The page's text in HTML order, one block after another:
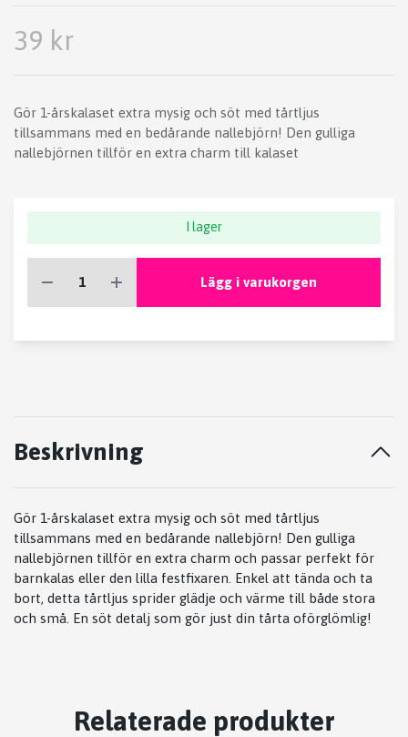
39 kr
Gör 1-årskalaset extra mysig och söt med tårtljus
tillsammans med en bedårande nallebjörn! Den gulliga
nallebjörnen tillför en extra charm till kalaset
I lager
Lägg i varukorgen
Beskrivning
Gör 1-årskalaset extra mysig och söt med tårtljus
tillsammans med en bedårande nallebjörn! Den gulliga
nallebjörnen tillför en extra charm och passar perfekt för
barnkalas eller den lilla festfixaren. Enkel att tända och ta
bort, detta tårtljus sprider glädje och värme till både stora
och små. En söt detalj som gör just din tårta oförglömlig!
Relaterade produkter